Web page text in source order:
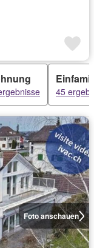
45
Foto anschauen